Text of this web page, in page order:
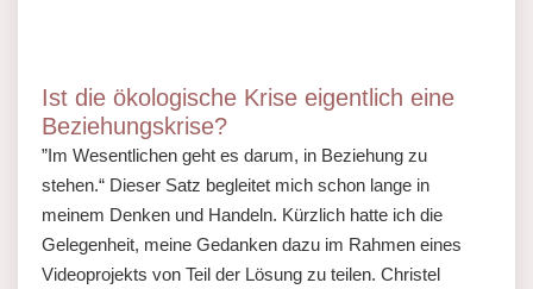
Ist die ökologische Krise eigentlich eine
Beziehungskrise?
”Im Wesentlichen geht es darum, in Beziehung zu
stehen.“ Dieser Satz begleitet mich schon lange in
meinem Denken und Handeln. Kürzlich hatte ich die
Gelegenheit, meine Gedanken dazu im Rahmen eines
Videoprojekts von Teil der Lösung zu teilen. Christel